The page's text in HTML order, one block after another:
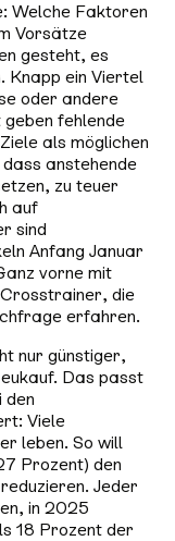
Welche Faktoren
Vorsätze
gesteht, es
Knapp ein Viertel
oder andere
fehlende
als möglichen
anstehende
zu teuer
auf
sind
Anfang Januar
vorne mit
die
erfahren.
nur günstiger,
Das passt
den
Viele
leben. So will
Prozent) den
Jeder
in 2025
18 Prozent der